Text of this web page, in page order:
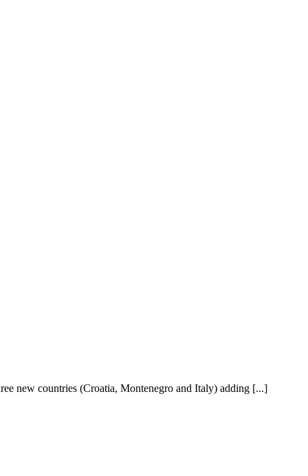
new countries (Croatia, Montenegro and Italy) adding [...]